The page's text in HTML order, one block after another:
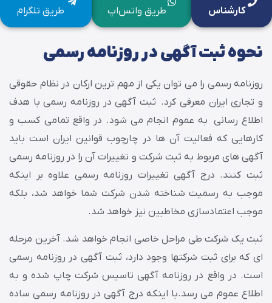
طریق واتس‌اپ
طریق تلگرام
کارشناس
نحوه ثبت آگهی در روزنامه رسمی
روزنامه رسمی را می توان یکی از مهم ترین ارکان در نظام حقوقی
و تجاری ایران معرفی کرد. ثبت آگهی در روزنامه رسمی با هدف
اطلاع رسانی به عموم انجام می شود. در واقع تمامی کسب و
کارهایی که فعالیت آن ها در چارچوب قوانین ایران است باید
آگهی های مربوط به ثبت شرکت و تغییرات آن را در روزنامه رسمی
ثبت کنند. درج آگهی تغییرات روزنامه رسمی علاوه بر اینکه
موجب به رسمیت شناخته شدن شرکت شما خواهد شد، بلکه
موجب اعتمادسازی مخاطبین نیز خواهد شد.
ثبت یک شرکت طی مراحل خاصی انجام خواهد شد. آخرین مرحله
ای که برای ثبت شرکتها وجود دارد، ثبت آگهی در روزنامه رسمی
است. در واقع در روزنامه آگهی تاسیس شرکت چاپ شده و به
اطلاع عموم می رسد.با اینکه درج آگهی در روزنامه رسمی ساده